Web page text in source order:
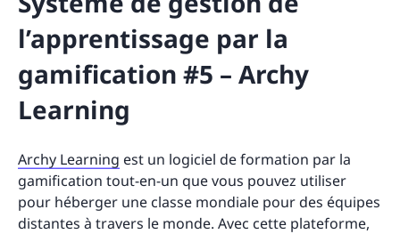
l’apprentissage par la
gamification #5 – Archy
Learning
Archy Learning est un logiciel de formation par la
gamification tout-en-un que vous pouvez utiliser
pour héberger une classe mondiale pour des équipes
distantes à travers le monde. Avec cette plateforme,